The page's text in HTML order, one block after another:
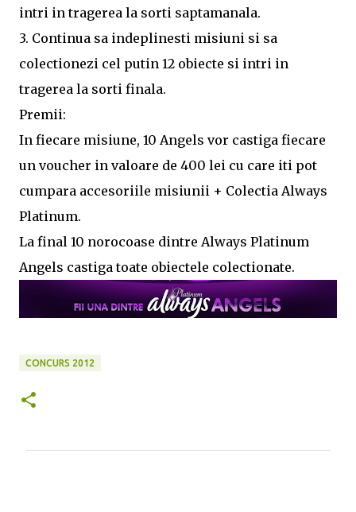
intri in tragerea la sorti saptamanala.
3. Continua sa indeplinesti misiuni si sa
colectionezi cel putin 12 obiecte si intri in
tragerea la sorti finala.
Premii:
In fiecare misiune, 10 Angels vor castiga fiecare
un voucher in valoare de 400 lei cu care iti pot
cumpara accesoriile misiunii + Colectia Always
Platinum.
La final 10 norocoase dintre Always Platinum
Angels castiga toate obiectele colectionate.
CONCURS 2012